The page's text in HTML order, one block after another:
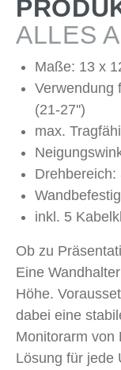
ALLES
Maße: 13 x
Verwendung
(21-27'')
max.
Drehbereich:
inkl. 5
Ob zu
Eine
Höhe.
dabei eine
Monitorarm von
Lösung für jede